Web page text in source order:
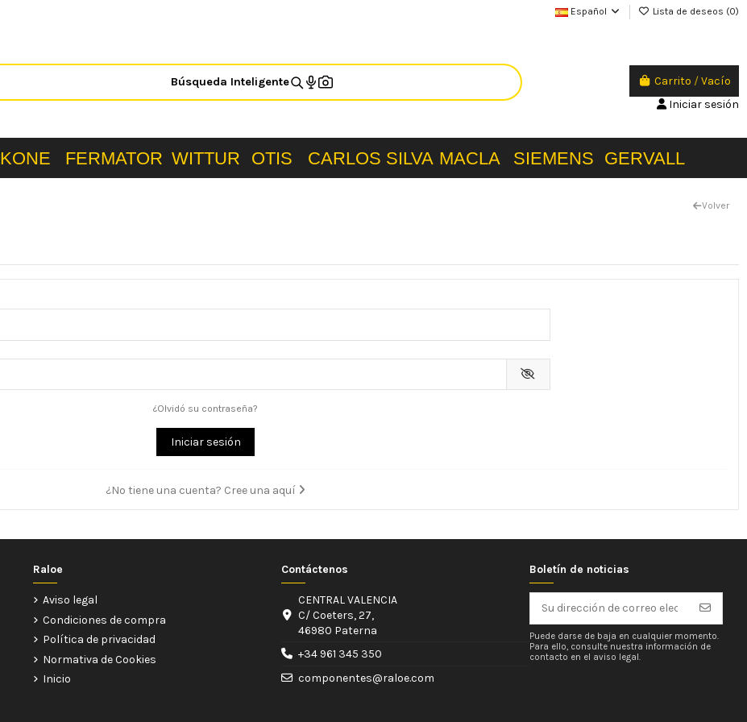
Español Lista de deseos (0)
Búsqueda Inteligente Carrito /Vacío
Iniciar sesión
KONE FERMATOR WITTUR OTIS CARLOS SILVA MACLA SIEMENS GERVALL
Volver
¿Olvidó su contraseña?
Iniciar sesión
¿No tiene una cuenta? Cree una aquí
Raloe
Aviso legal
Condiciones de compra
Política de privacidad
Normativa de Cookies
Inicio
Contáctenos
CENTRAL VALENCIA
C/ Coeters, 27,
46980 Paterna
+34 961 345 350
componentes@raloe.com
Boletín de noticias
Puede darse de baja en cualquier momento.
Para ello, consulte nuestra información de
contacto en el aviso legal.